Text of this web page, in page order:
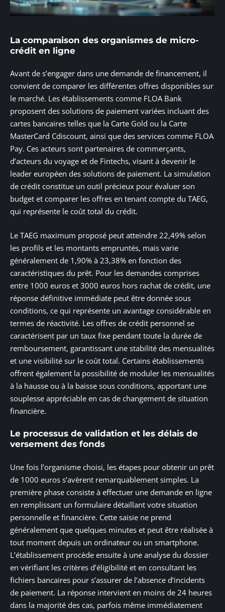
La comparaison des organismes de micro-
crédit en ligne
Avant de s’engager dans une demande de financement, il
convient de comparer les différentes offres disponibles sur
le marché. Les établissements comme FLOA Bank
proposent des solutions de paiement variées incluant des
cartes bancaires telles que la Carte Gold ou la Carte
MasterCard Cdiscount, ainsi que des services comme FLOA
Pay. Ces acteurs sont partenaires de commerçants,
d’acteurs du voyage et de Fintechs, visant à devenir le
leader européen des solutions de paiement. La simulation
de crédit constitue un outil précieux pour évaluer son
budget et comparer les offres en tenant compte du TAEG,
qui représente le coût total du crédit.
Le TAEG maximum proposé peut atteindre 22,49% selon
les profils et les montants empruntés, mais varie
généralement de 1,90% à 23,38% en fonction des
caractéristiques du prêt. Pour les demandes comprises
entre 1000 euros et 3000 euros hors rachat de crédit, une
réponse définitive immédiate peut être donnée sous
conditions, ce qui représente un avantage considérable en
termes de réactivité. Les offres de crédit personnel se
caractérisent par un taux fixe pendant toute la durée de
remboursement, garantissant une stabilité des mensualités
et une visibilité sur le coût total. Certains établissements
offrent également la possibilité de moduler les mensualités
à la hausse ou à la baisse sous conditions, apportant une
souplesse appréciable en cas de changement de situation
financière.
Le processus de validation et les délais de
versement des fonds
Une fois l’organisme choisi, les étapes pour obtenir un prêt
de 1000 euros s’avèrent remarquablement simples. La
première phase consiste à effectuer une demande en ligne
en remplissant un formulaire détaillant votre situation
personnelle et financière. Cette saisie ne prend
généralement que quelques minutes et peut être réalisée à
tout moment depuis un ordinateur ou un smartphone.
L’établissement procède ensuite à une analyse du dossier
en vérifiant les critères d’éligibilité et en consultant les
fichiers bancaires pour s’assurer de l’absence d’incidents
de paiement. La réponse intervient en moins de 24 heures
dans la majorité des cas, parfois même immédiatement